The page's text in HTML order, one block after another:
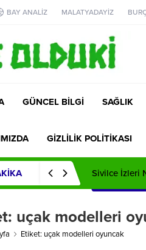
BAY ANALİZ MALATYADAYİZ
GÜNCEL BİLGİ SAĞLIK
GİZLİLİK POLİTİKASI
Sivilce İzleri
uçak modelleri
Etiket: uçak modelleri oyuncak